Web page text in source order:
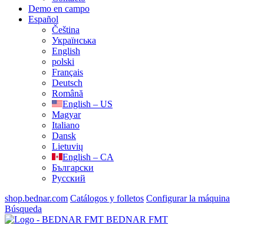
Demo en campo
Español
Čeština
Українська
English
polski
Français
Deutsch
Română
English – US
Magyar
Italiano
Dansk
Lietuvių
English – CA
Български
Русский
shop.bednar.com Catálogos y folletos Configurar la máquina
Búsqueda
BEDNAR FMT